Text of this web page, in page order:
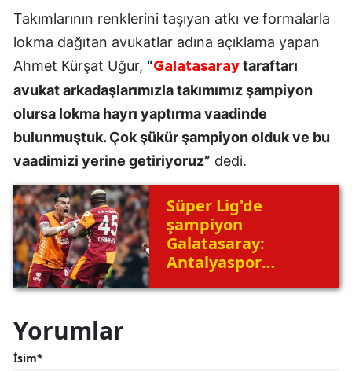
Takımlarının renklerini taşıyan atkı ve formalarla
lokma dağıtan avukatlar adına açıklama yapan
Ahmet Kürşat Uğur, “Galatasaray taraftarı
avukat arkadaşlarımızla takımımız şampiyon
olursa lokma hayrı yaptırma vaadinde
bulunmuştuk. Çok şükür şampiyon olduk ve bu
vaadimizi yerine getiriyoruz” dedi.
Süper Lig'de
şampiyon
Galatasaray:
Antalyaspor
Yorumlar
İsim*